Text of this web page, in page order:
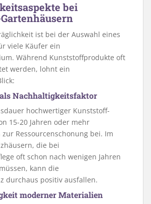
bei
ist bei der Auswahl eines
viele Käufer ein
Während Kunststoffprodukte oft
werden, lohnt ein
Nachhaltigkeitsfaktor
hochwertiger Kunststoff-
15-20 Jahren oder mehr
Ressourcenschonung bei. Im
die bei
oft schon nach wenigen Jahren
kann die
durchaus positiv ausfallen.
moderner Materialien